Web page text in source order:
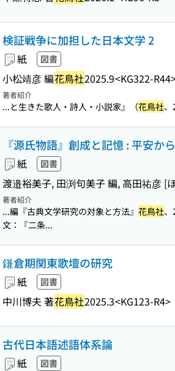
検証戦争に加担した日本文学 2
紙 図書
小松靖彦 編花鳥社2025.9<KG322-
著者紹介
...と生きた歌人・詩人・小説家』（花鳥社
『源氏物語』創成と記憶 : 平安か
紙 図書
渡邉裕美子, 田渕句美子 編, 高田祐彦 [
著者紹介
...編『古典文学研究の対象と方法』 花鳥社
文：『二条...
鎌倉期関東歌壇の研究
紙 図書
中川博夫 著花鳥社2025.3<KG123-R4>
古代日本語述語体系論
紙 図書